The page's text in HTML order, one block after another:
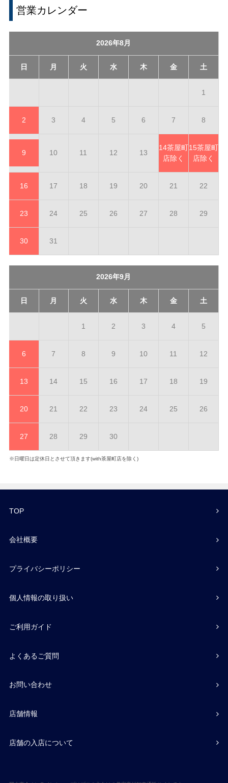
営業カレンダー
2026年8月
日 月 火 水 木 金 土
1
2 3 4 5 6 7 8
9 10 11 12 13
14茶屋町
店除く
15茶屋町
店除く
16 17 18 19 20 21 22
23 24 25 26 27 28 29
30 31
2026年9月
日 月 火 水 木 金 土
1 2 3 4 5
6 7 8 9 10 11 12
13 14 15 16 17 18 19
20 21 22 23 24 25 26
27 28 29 30
※日曜日は定休日とさせて頂きます(with茶屋町店を除く)
TOP
会社概要
プライバシーポリシー
個人情報の取り扱い
ご利用ガイド
よくあるご質問
お問い合わせ
店舗情報
店舗の入店について